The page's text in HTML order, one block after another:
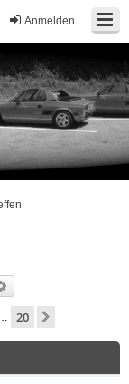
Anmelden
20